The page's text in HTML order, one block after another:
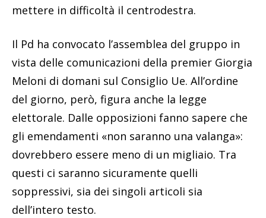
mettere in difficoltà il centrodestra.
Il Pd ha convocato l’assemblea del gruppo in
vista delle comunicazioni della premier Giorgia
Meloni di domani sul Consiglio Ue. All’ordine
del giorno, però, figura anche la legge
elettorale. Dalle opposizioni fanno sapere che
gli emendamenti «non saranno una valanga»:
dovrebbero essere meno di un migliaio. Tra
questi ci saranno sicuramente quelli
soppressivi, sia dei singoli articoli sia
dell’intero testo.